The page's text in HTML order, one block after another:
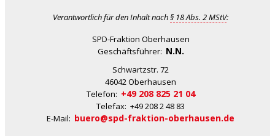
Verantwortlich für den Inhalt nach§ 18 Abs. 2 MStV:
SPD-Fraktion Oberhausen
Geschäftsführer: N.N.
Schwartzstr. 72
46042 Oberhausen
Telefon: +49 208 825 21 04
Telefax: +49 208 2 48 83
E-Mail: buero@spd-fraktion-oberhausen.de